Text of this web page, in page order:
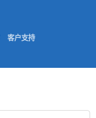
客户支持